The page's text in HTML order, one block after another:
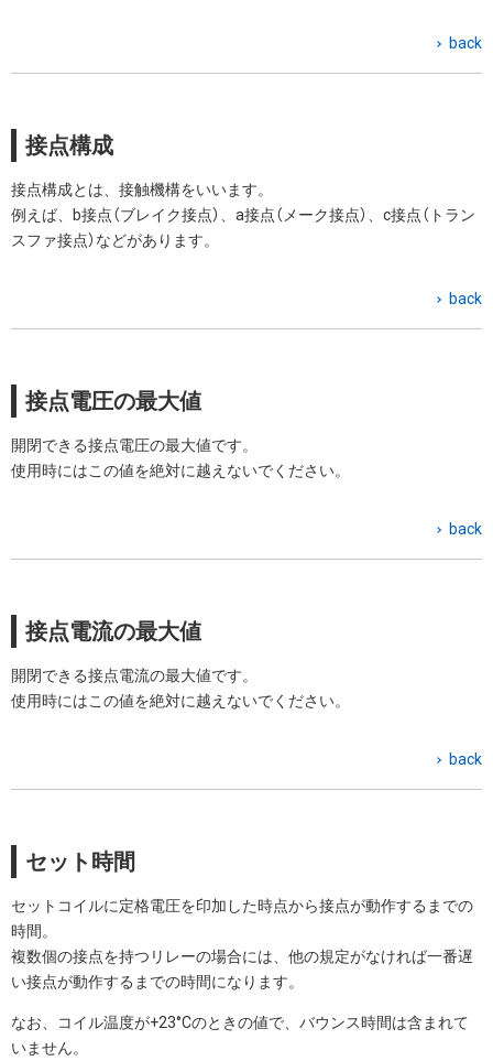
back
接点構成
接点構成とは、接触機構をいいます。
例えば、b接点（ブレイク接点）、a接点（メーク接点）、c接点（トラン
スファ接点）などがあります。
back
接点電圧の最大値
開閉できる接点電圧の最大値です。
使用時にはこの値を絶対に越えないでください。
back
接点電流の最大値
開閉できる接点電流の最大値です。
使用時にはこの値を絶対に越えないでください。
back
セット時間
セットコイルに定格電圧を印加した時点から接点が動作するまでの
時間。
複数個の接点を持つリレーの場合には、他の規定がなければ一番遅
い接点が動作するまでの時間になります。
なお、コイル温度が+23°Cのときの値で、バウンス時間は含まれて
いません。